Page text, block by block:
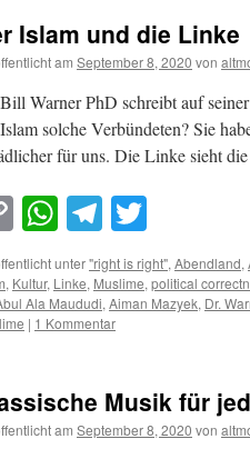
Islam und die Linke
am September 8, 2020 von
Warner PhD schreibt auf
solche Verbündeten? Sie
für uns. Die Linke sieht
Copy
Link
WhatsApp
Telegram
unter"right is right",Abendland,
, Kultur, Linke, Muslime,political
Ala Maududi,Aiman Mazyek, Dr.
| 1 Kommentar
Musik für
am September 8, 2020 von